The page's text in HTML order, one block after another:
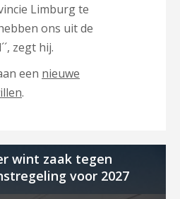
Limburg te
ons uit de
zegt hij.
een nieuwe
.
wint zaak tegen
voor 2027